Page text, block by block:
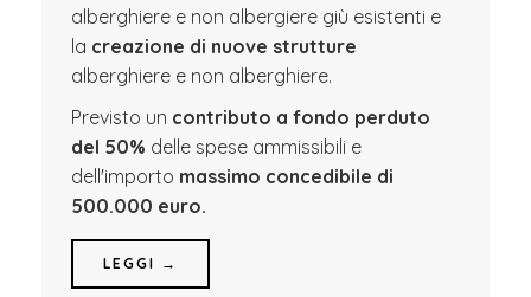
alberghiere e non albergiere giù esistenti e
la creazione di nuove strutture
alberghiere e non alberghiere.
Previsto un contributo a fondo perduto
del 50% delle spese ammissibili e
dell'importo massimo concedibile di
500.000 euro.
LEGGI →